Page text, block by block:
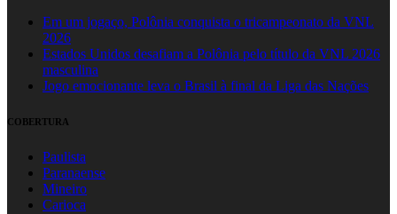
Em um jogaço, Polônia conquista o tricampeonato da VNL
2026
Estados Unidos desafiam a Polônia pelo título da VNL 2026
masculina
Jogo emocionante leva o Brasil à final da Liga das Nações
COBERTURA
Paulista
Paranaense
Mineiro
Carioca